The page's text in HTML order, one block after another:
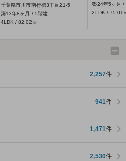
千葉県市川市南行徳3丁目21-5
築13年8ヶ月 / 5階建
4LDK / 82.02㎡
築24年5ヶ月 /
2LDK / 75.01
2,257件
941件
1,471件
2,530件